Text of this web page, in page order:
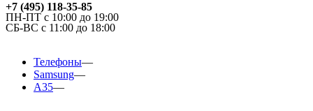
+7 (495) 118-35-85
ПН-ПТ с 10:00 до 19:00
СБ-ВС с 11:00 до 18:00
Телефоны
Samsung
A35